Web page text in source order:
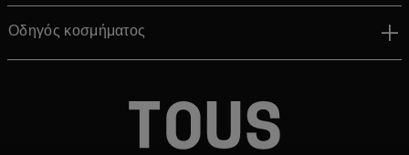
Οδηγός κοσμήματος